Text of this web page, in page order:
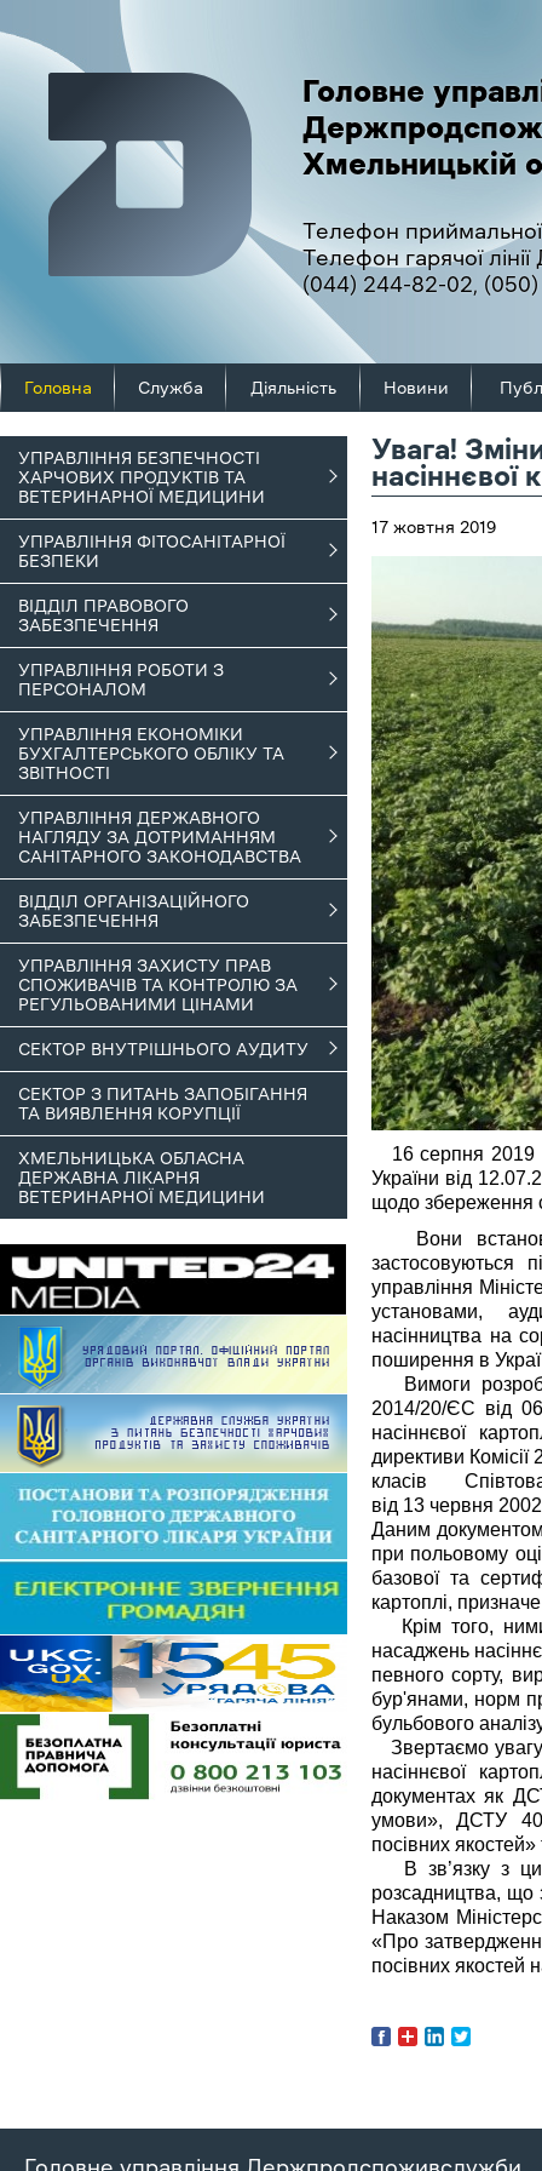
Головне
Хмельницькій
Телефон
Телефон гарячої
(044) 244-82-02,
Головна Служба Діяльність Новини
УПРАВЛІННЯ БЕЗПЕЧНОСТІ
ХАРЧОВИХ ПРОДУКТІВ ТА
ВЕТЕРИНАРНОЇ МЕДИЦИНИ
УПРАВЛІННЯ ФІТОСАНІТАРНОЇ
БЕЗПЕКИ
ВІДДІЛ ПРАВОВОГО
ЗАБЕЗПЕЧЕННЯ
УПРАВЛІННЯ РОБОТИ З
ПЕРСОНАЛОМ
УПРАВЛІННЯ ЕКОНОМІКИ
БУХГАЛТЕРСЬКОГО ОБЛІКУ ТА
ЗВІТНОСТІ
УПРАВЛІННЯ ДЕРЖАВНОГО
НАГЛЯДУ ЗА ДОТРИМАННЯМ
САНІТАРНОГО ЗАКОНОДАВСТВА
ВІДДІЛ ОРГАНІЗАЦІЙНОГО
ЗАБЕЗПЕЧЕННЯ
УПРАВЛІННЯ ЗАХИСТУ ПРАВ
СПОЖИВАЧІВ ТА КОНТРОЛЮ ЗА
РЕГУЛЬОВАНИМИ ЦІНАМИ
СЕКТОР ВНУТРІШНЬОГО АУДИТУ
СЕКТОР З ПИТАНЬ ЗАПОБІГАННЯ
ТА ВИЯВЛЕННЯ КОРУПЦІЇ
ХМЕЛЬНИЦЬКА ОБЛАСНА
ДЕРЖАВНА ЛІКАРНЯ
ВЕТЕРИНАРНОЇ МЕДИЦИНИ
Увага!
насіннєвої
17 жовтня 2019
16 серпня 2019
України від
щодо збереження
Вони
застосовуються
управління
установами,
насінництва на
поширення в
Вимоги
2014/20/ЄС від
насіннєвої
директиви
класів
від 13 червня
Даним документом
при польовому
базової та
картоплі,
Крім того, ними
насаджень
певного сорту,
бур'янами, норм
бульбового
Звертаємо
насіннєвої
документах як
умови», ДСТУ
посівних якостей»
В зв’язку з
розсадництва, що
Наказом
«Про
посівних якостей